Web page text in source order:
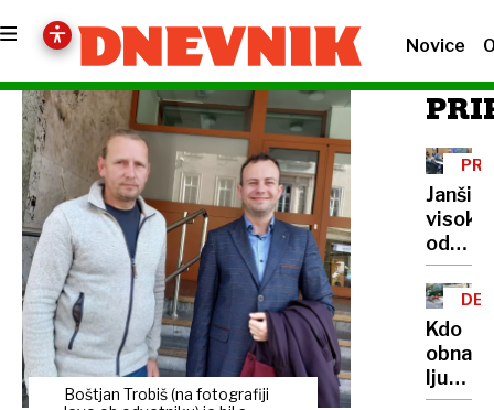
Novice
Boštjan Trobiš (na fotografiji
Janši
visoka
sodbo
skriva
Kdo